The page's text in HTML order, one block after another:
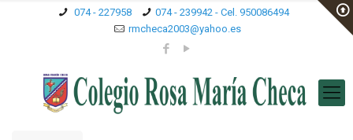
074 - 227958
074 - 239942 - Cel. 950086494
rmcheca2003@yahoo.es